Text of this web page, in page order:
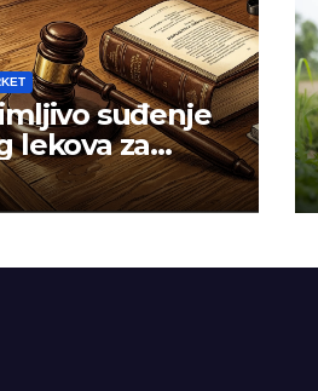
suđenje
lekova za